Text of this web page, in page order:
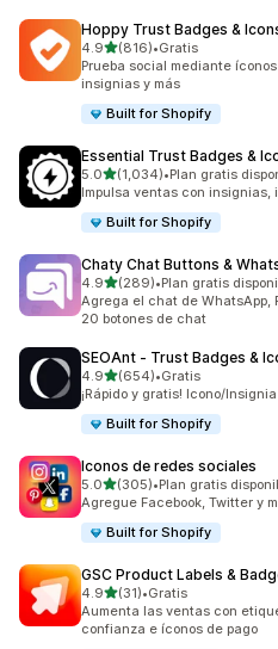
Hoppy Trust Badges &
4.9de 5 estrellas
(816)
816 reseñas en total
•Gratis
Prueba social mediante
insignias y más
Built for Shopify
Essential Trust Badges &
5.0de 5 estrellas
(1,034)
1034 reseñas en total
•Plan gratis
Impulsa ventas con insignias,
Built for Shopify
Chaty Chat Buttons &
4.9de 5 estrellas
(289)
289 reseñas en total
•Plan gratis
Agrega el chat de WhatsApp,
20 botones de chat
SEOAnt ‑ Trust Badges &
4.9de 5 estrellas
(654)
654 reseñas en total
•Gratis
¡Rápido y gratis! Icono/
Built for Shopify
Iconos de redes sociales
5.0de 5 estrellas
(305)
305 reseñas en total
•Plan gratis
Agregue Facebook, Twitter y
Built for Shopify
GSC Product Labels &
4.9de 5 estrellas
(31)
31 reseñas en total
•Gratis
Aumenta las ventas con
confianza e íconos de pago